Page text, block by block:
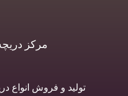
مرکز
تولید و فروش انواع